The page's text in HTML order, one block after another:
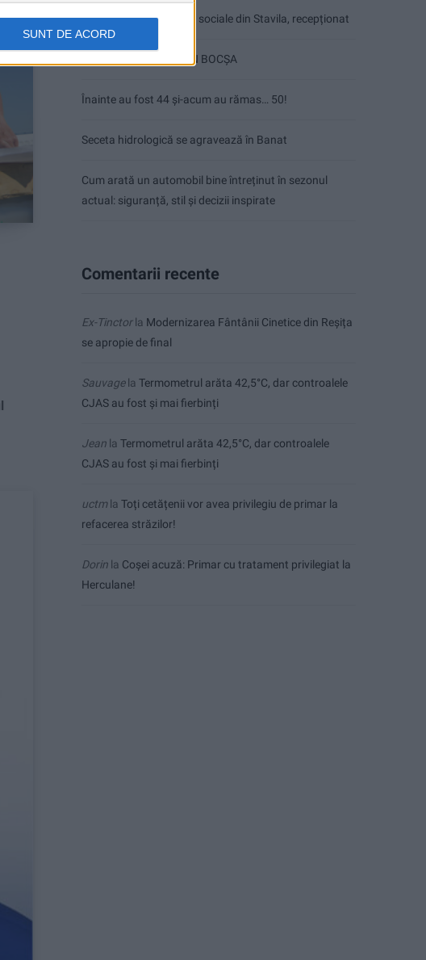
SUNT DE ACORD
Ultimul bloc de locuințe sociale din Stavila, recepționat
ANUNŢ OPRIRE APĂ ÎN BOCȘA
Înainte au fost 44 și-acum au rămas… 50!
Seceta hidrologică se agravează în Banat
Cum arată un automobil bine întreținut în sezonul
actual: siguranță, stil și decizii inspirate
Comentarii recente
Ex-Tinctorla Modernizarea Fântânii Cinetice din Reșița
se apropie de final
Sauvagela Termometrul arăta 42,5°C, dar controalele
CJAS au fost și mai fierbinți
Jean la Termometrul arăta 42,5°C, dar controalele
CJAS au fost și mai fierbinți
uctmla Toți cetățenii vor avea privilegiu de primar la
refacerea străzilor!
Dorin la Coșei acuză: Primar cu tratament privilegiat la
Herculane!